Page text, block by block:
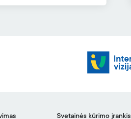
Svetainės kūrimo įrankis